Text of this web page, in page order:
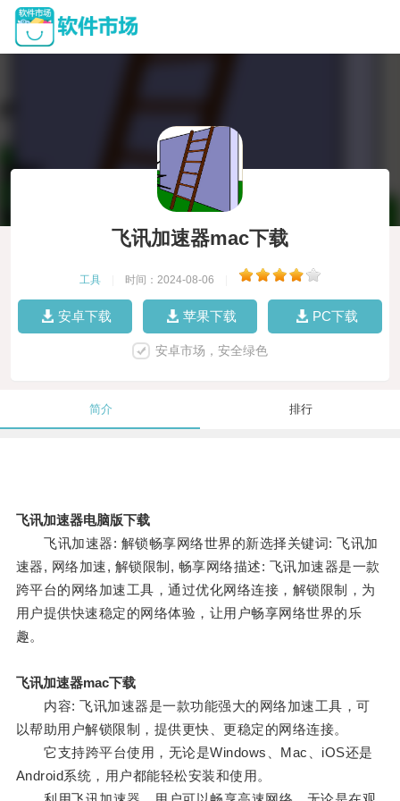
飞讯加速器mac下载
工具 时间：2024-08-06
安卓下载 苹果下载 PC下载
安卓市场，安全绿色
简介 排行
飞讯加速器电脑版下载
飞讯加速器: 解锁畅享网络世界的新选择关键词: 飞讯加
速器, 网络加速, 解锁限制, 畅享网络描述: 飞讯加速器是一款
跨平台的网络加速工具，通过优化网络连接，解锁限制，为
用户提供快速稳定的网络体验，让用户畅享网络世界的乐
趣。
飞讯加速器mac下载
内容: 飞讯加速器是一款功能强大的网络加速工具，可
以帮助用户解锁限制，提供更快、更稳定的网络连接。
它支持跨平台使用，无论是Windows、Mac、iOS还是
Android系统，用户都能轻松安装和使用。